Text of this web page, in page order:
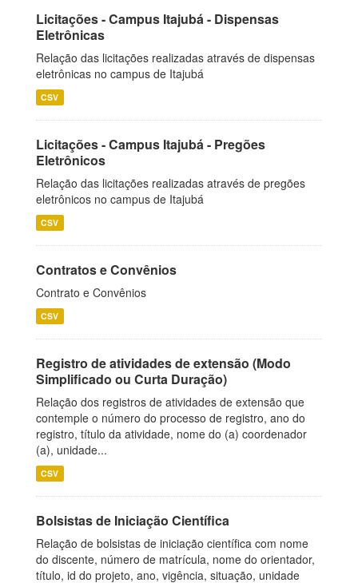
Licitações - Campus Itajubá - Dispensas
Eletrônicas
Relação das licitações realizadas através de dispensas
eletrônicas no campus de Itajubá
CSV
Licitações - Campus Itajubá - Pregões
Eletrônicos
Relação das licitações realizadas através de pregões
eletrônicos no campus de Itajubá
CSV
Contratos e Convênios
Contrato e Convênios
CSV
Registro de atividades de extensão (Modo
Simplificado ou Curta Duração)
Relação dos registros de atividades de extensão que
contemple o número do processo de registro, ano do
registro, título da atividade, nome do (a) coordenador
(a), unidade...
CSV
Bolsistas de Iniciação Científica
Relação de bolsistas de iniciação científica com nome
do discente, número de matrícula, nome do orientador,
título, id do projeto, ano, vigência, situação, unidade